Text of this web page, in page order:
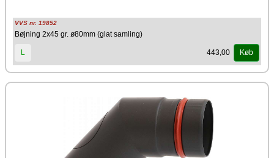
VVS nr. 19852
Bøjning 2x45 gr. ø80mm (glat samling)
L 443,00 Køb